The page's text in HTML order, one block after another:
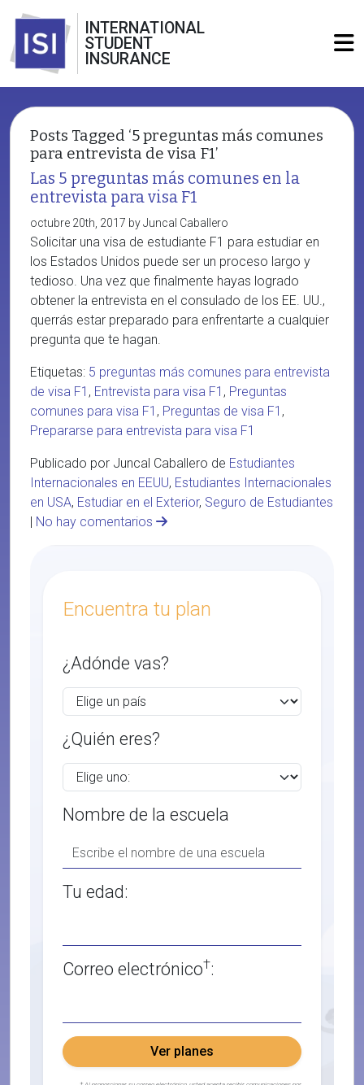
INTERNATIONAL
STUDENT
INSURANCE
Posts Tagged ‘5 preguntas más comunes
para entrevista de visa F1’
Las 5 preguntas más comunes en la
entrevista para visa F1
octubre 20th, 2017 by Juncal Caballero
Solicitar una visa de estudiante F1 para estudiar en
los Estados Unidos puede ser un proceso largo y
tedioso. Una vez que finalmente hayas logrado
obtener la entrevista en el consulado de los EE. UU.,
querrás estar preparado para enfrentarte a cualquier
pregunta que te hagan.
Etiquetas: 5 preguntas más comunes para entrevista
de visa F1 , Entrevista para visa F1 , Preguntas
comunes para visa F1 , Preguntas de visa F1 ,
Prepararse para entrevista para visa F1
Publicado por Juncal Caballero de Estudiantes
Internacionales en EEUU, Estudiantes Internacionales
en USA, Estudiar en el Exterior, Seguro de Estudiantes
| No hay comentarios
Encuentra tu plan
¿Adónde vas?
¿Quién eres?
Nombre de la escuela
Tu edad:
Correo electrónico†:
Ver planes